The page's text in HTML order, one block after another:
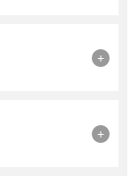
+
+